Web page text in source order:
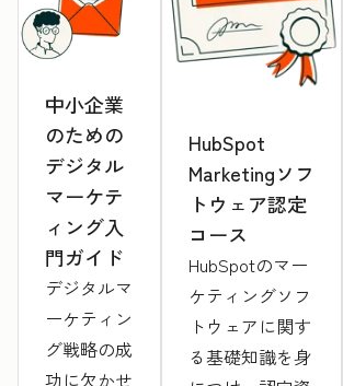
中小企業
のための
デジタル
マーケテ
ィング入
門ガイド
デジタルマ
ーケティン
グ戦略の成
功に欠かせ
HubSpot
Marketingソフ
トウェア認定
コース
HubSpotのマー
ケティングソフ
トウェアに関す
る基礎知識を身